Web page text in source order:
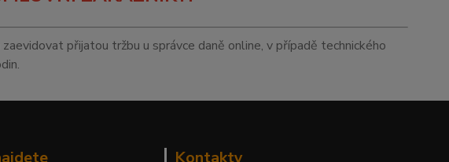
přijatou tržbu u správce daně online, v případě technického